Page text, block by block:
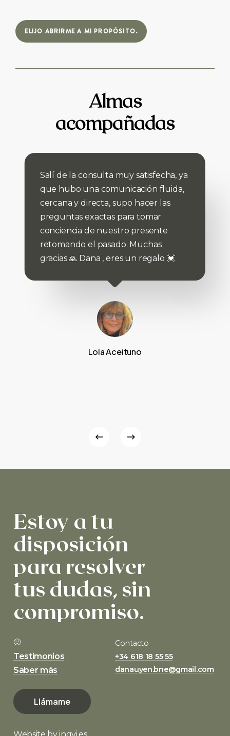
ELIJO ABRIRME A MI PROPÓSITO.
Almas
acompañadas
Salí de la consulta muy satisfecha, ya
que hubo una comunicación fluida,
cercana y directa, supo hacer las
preguntas exactas para tomar
conciencia de nuestro presente
retomando el pasado. Muchas
gracias 🙏 Dana , eres un regalo 💓
Lola Aceituno
Estoy a tu
disposición
para resolver
tus dudas, sin
compromiso.
🙂
Testimonios
Saber más
Contacto
+34 618 18 55 55
danauyen.bne@gmail.com
Llámame